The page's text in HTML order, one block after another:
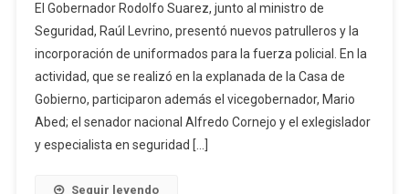
El Gobernador Rodolfo Suarez, junto al ministro de
Seguridad, Raúl Levrino, presentó nuevos patrulleros y la
incorporación de uniformados para la fuerza policial. En la
actividad, que se realizó en la explanada de la Casa de
Gobierno, participaron además el vicegobernador, Mario
Abed; el senador nacional Alfredo Cornejo y el exlegislador
y especialista en seguridad […]
Seguir leyendo